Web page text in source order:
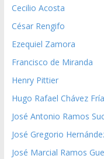
Cecilio Acosta
César Rengifo
Ezequiel Zamora
Francisco de Miranda
Henry Pittier
Hugo Rafael Chávez
José Antonio Ramos
José Gregorio
José Marcial Ramos